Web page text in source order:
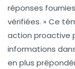
réponses
vérifiées. » Ce
action proactive
informations
en plus